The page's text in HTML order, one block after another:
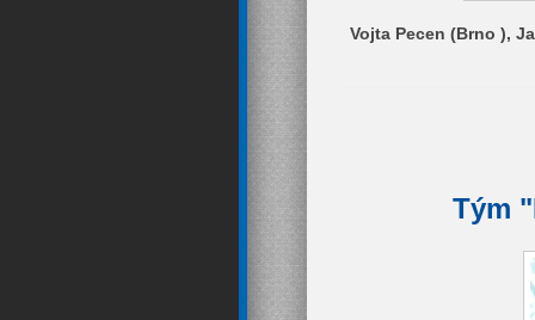
Vojta Pecen (Brno ),
Tým